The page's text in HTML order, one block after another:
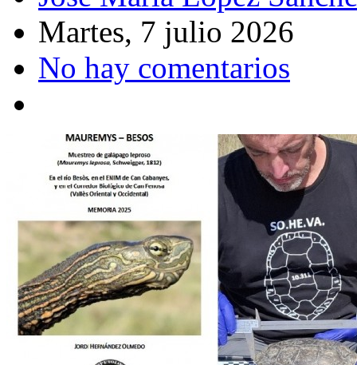
Martes, 7 julio 2026
No hay comentarios